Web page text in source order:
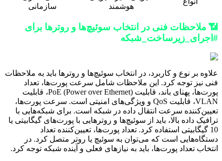
هوشمند
سازمانی
📶 ملاحظات فنی در انتخاب سوئیچ‌ها و روترها برای
#اجرای_زیرساخت_شبکه
علاوه بر نوع و کاربرد، در انتخاب سوئیچ‌ها و روترها باید به ملاحظات
فنی نیز توجه کرد. این ملاحظات شامل سرعت پورت‌ها، تعداد
پورت‌ها، پهنای باند، قابلیت PoE (Power over Ethernet)، قابلیت
VLAN، قابلیت QoS و ویژگی‌های امنیتی است. سرعت پورت‌ها،
تعیین‌کننده سرعت انتقال داده در شبکه است. برای شبکه‌هایی با
ترافیک داده بالا، باید از سوئیچ‌ها و روترهایی با پورت‌های گیگابیتی یا
10 گیگابیتی استفاده کرد. تعداد پورت‌ها، تعیین‌کننده تعداد
دستگاه‌هایی است که می‌توان به سوئیچ یا روتر متصل کرد. در
انتخاب تعداد پورت‌ها، باید به نیازهای فعلی و آینده شبکه توجه کرد.